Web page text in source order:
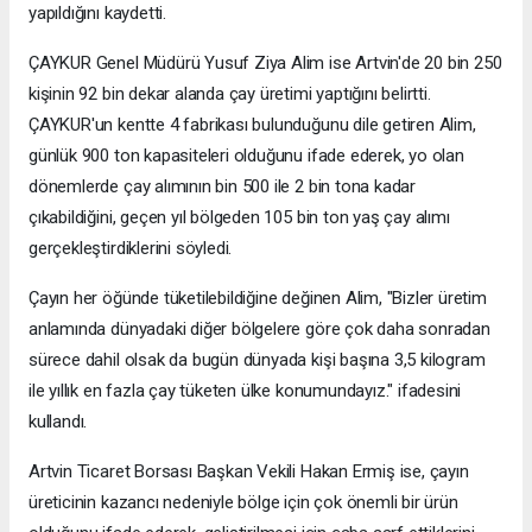
yapıldığını kaydetti.
ÇAYKUR Genel Müdürü Yusuf Ziya Alim ise Artvin'de 20 bin 250
kişinin 92 bin dekar alanda çay üretimi yaptığını belirtti.
ÇAYKUR'un kentte 4 fabrikası bulunduğunu dile getiren Alim,
günlük 900 ton kapasiteleri olduğunu ifade ederek, yo olan
dönemlerde çay alımının bin 500 ile 2 bin tona kadar
çıkabildiğini, geçen yıl bölgeden 105 bin ton yaş çay alımı
gerçekleştirdiklerini söyledi.
Çayın her öğünde tüketilebildiğine değinen Alim, "Bizler üretim
anlamında dünyadaki diğer bölgelere göre çok daha sonradan
sürece dahil olsak da bugün dünyada kişi başına 3,5 kilogram
ile yıllık en fazla çay tüketen ülke konumundayız." ifadesini
kullandı.
Artvin Ticaret Borsası Başkan Vekili Hakan Ermiş ise, çayın
üreticinin kazancı nedeniyle bölge için çok önemli bir ürün